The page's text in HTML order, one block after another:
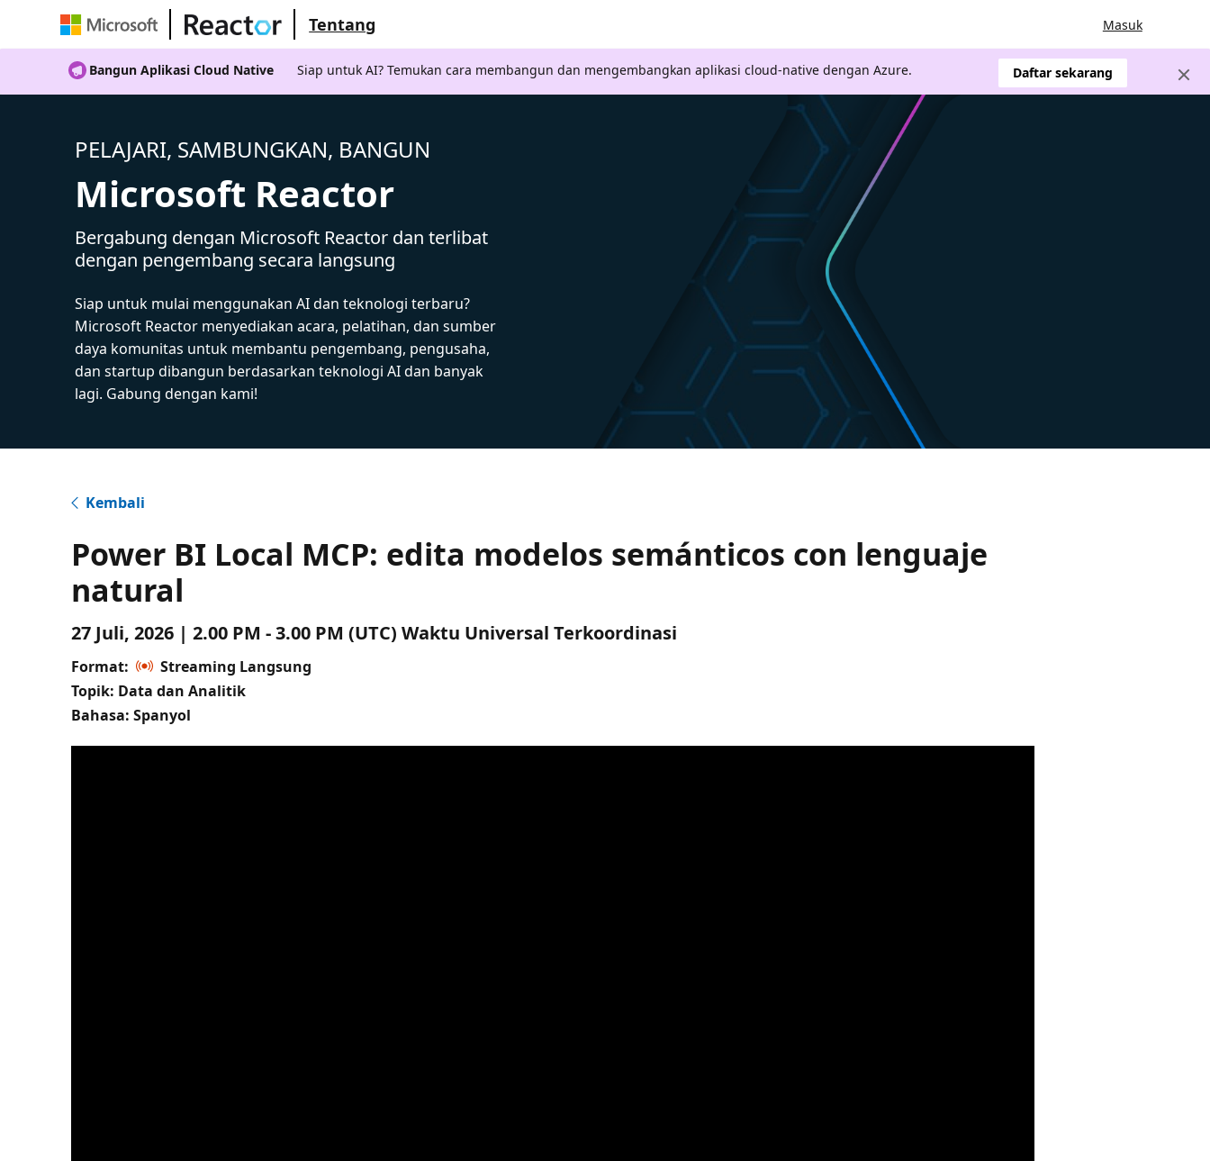
Tentang Masuk
Bangun Aplikasi Cloud Native Siap untuk AI? Temukan cara membangun dan mengembangkan aplikasi cloud-native dengan Azure. Daftar sekarang
PELAJARI, SAMBUNGKAN, BANGUN
Microsoft Reactor
Bergabung dengan Microsoft Reactor dan terlibat
dengan pengembang secara langsung
Siap untuk mulai menggunakan AI dan teknologi terbaru?
Microsoft Reactor menyediakan acara, pelatihan, dan sumber
daya komunitas untuk membantu pengembang, pengusaha,
dan startup dibangun berdasarkan teknologi AI dan banyak
lagi. Gabung dengan kami!
Kembali
Power BI Local MCP: edita modelos semánticos con lenguaje
natural
27 Juli, 2026 | 2.00 PM - 3.00 PM (UTC) Waktu Universal Terkoordinasi
Format:
Streaming Langsung
Topik: Data dan Analitik
Bahasa: Spanyol